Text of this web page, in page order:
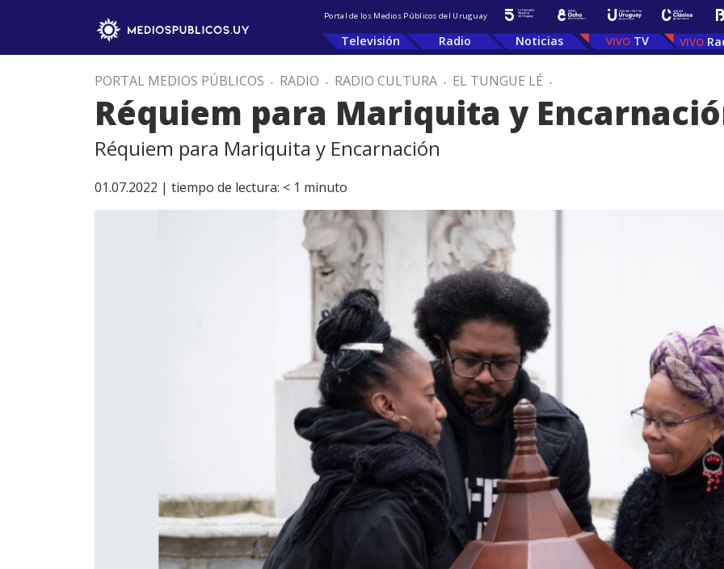
Portal de los Medios Públicos del Uruguay
Televisión Radio Noticias TV
PORTAL MEDIOS PÚBLICOS . RADIO . RADIO CULTURA . EL TUNGUE LÉ .
Réquiem para Mariquita y
Réquiem para Mariquita y Encarnación
01.07.2022 | tiempo de lectura: < 1 minuto